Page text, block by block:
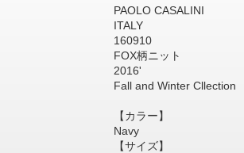
PAOLO CASALINI
ITALY
160910
FOX柄ニット
2016'
Fall and Winter Cllection
【カラー】
Navy
【サイズ】